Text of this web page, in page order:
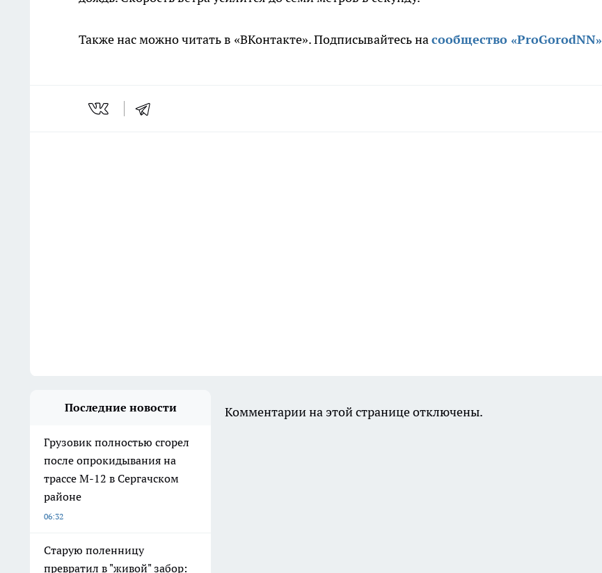
Также нас можно читать в «ВКонтакте». Подписывайтесь насообщество «ProGorodNN»
Последние новости
Грузовик полностью сгорел
после опрокидывания на
трассе М-12 в Сергачском
районе
06:32
Старую поленницу
превратил в "живой" забор:
Комментарии на этой странице отключены.